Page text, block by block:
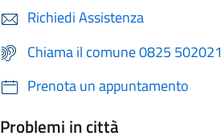
Richiedi Assistenza
Chiama il comune 0825 502021
Prenota un appuntamento
Problemi in città